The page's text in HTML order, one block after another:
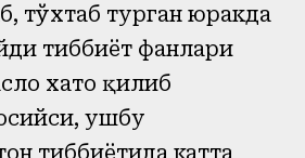
тўхтаб турган юракда
тиббиёт фанлари
хато қилиб
ушбу
тиббиётида катта